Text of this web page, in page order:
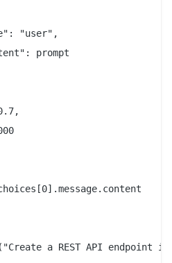
"user",
prompt
a REST API